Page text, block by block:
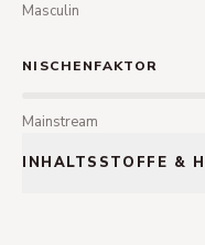
Masculin
NISCHENFAKTOR
Mainstream
INHALTSSTOFFE &